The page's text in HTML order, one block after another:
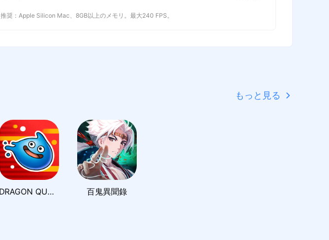
推奨：Apple Silicon Mac、8GB以上のメモリ。最大240 FPS。
DRAGON QUEST Smash/Grow 百鬼異聞錄
もっと見る